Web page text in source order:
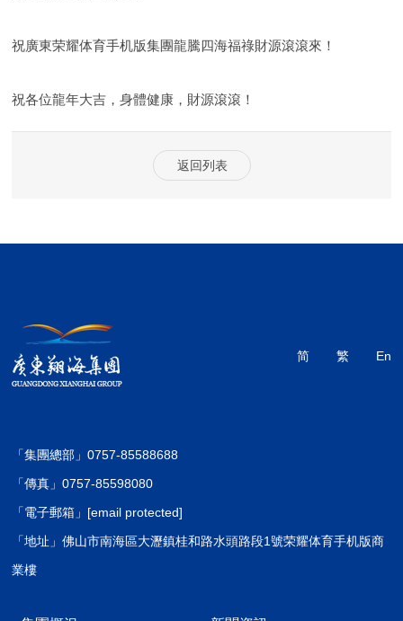
祝廣東荣耀体育手机版集團龍騰四海福祿財源滾滾來！
祝各位龍年大吉，身體健康，財源滾滾！
返回列表
简 繁 En
「集團總部」0757-85588688
「傳真」0757-85598080
「電子郵箱」 [email protected]
「地址」佛山市南海區大瀝鎮桂和路水頭路段1號荣耀体育手机版商
業樓